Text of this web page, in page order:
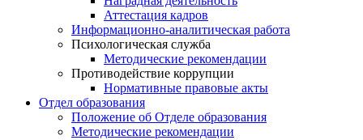
Аттестация кадров
Информационно-аналитическая работа
Психологическая служба
Методические рекомендации
Противодействие коррупции
Нормативные правовые акты
Отдел образования
Положение об Отделе образования
Методические рекомендации